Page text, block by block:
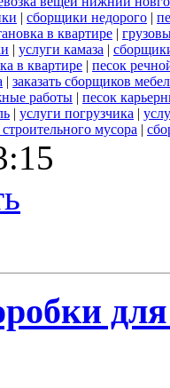
| сборщики недорого |
в квартире |
| услуги камаза |
в квартире | песок
| заказать сборщиков
работы | песок
| услуги погрузчика |
мусора |
для